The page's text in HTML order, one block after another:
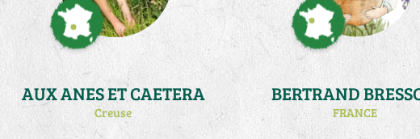
AUX ANES ET CAETERA
Creuse
BERTRAND
FRANCE